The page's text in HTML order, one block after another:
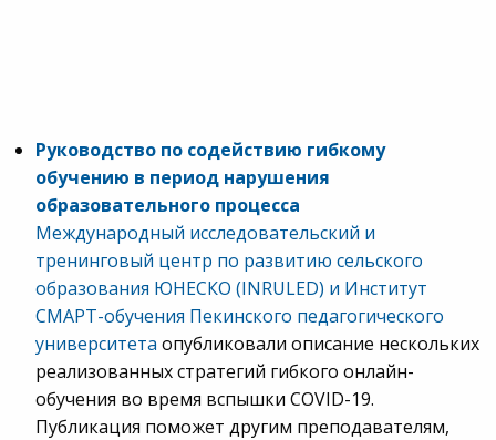
Руководство по содействию гибкому
обучению в период нарушения
образовательного процесса
Международный исследовательский и
тренинговый центр по развитию сельского
образования ЮНЕСКО (INRULED) и Институт
СМАРТ-обучения Пекинского педагогического
университета опубликовали описание нескольких
реализованных стратегий гибкого онлайн-
обучения во время вспышки COVID-19.
Публикация поможет другим преподавателям,